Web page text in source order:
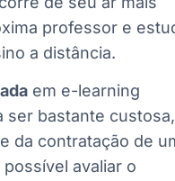
professor e
a distância.
em e-learning
ser bastante custosa,
da contratação de
avaliar o